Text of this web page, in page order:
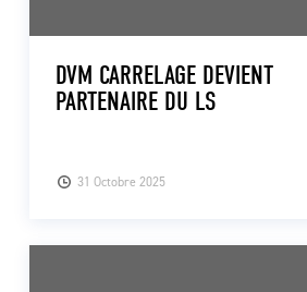
31 Octobre 2025
DVM CARRELAGE DEVIENT
PARTENAIRE DU LS